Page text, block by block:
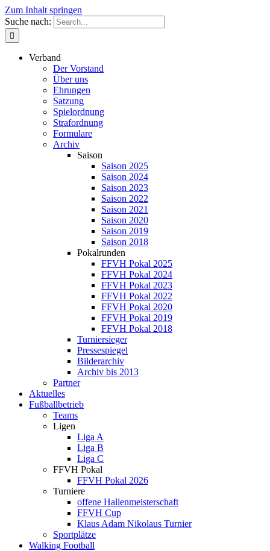
Zum Inhalt springen
Suche nach:
Verband
Der Vorstand
Über uns
Ehrungen
Satzung
Spielordnung
Strafordnung
Formulare
Archiv
Saison
Saison 2025
Saison 2024
Saison 2023
Saison 2022
Saison 2021
Saison 2020
Saison 2019
Saison 2018
Pokalrunden
FFVH Pokal 2025
FFVH Pokal 2024
FFVH Pokal 2023
FFVH Pokal 2022
FFVH Pokal 2020
FFVH Pokal 2019
FFVH Pokal 2018
Turniersieger
Pressespiegel
Bilderarchiv
Archiv bis 2013
Partner
Aktuelles
Fußballbetrieb
Teams
Ligen
Liga A
Liga B
Liga C
FFVH Pokal
FFVH Pokal 2026
Turniere
offene Hallenmeisterschaft
FFVH Cup
Klaus Adam Nikolaus Turnier
Sportplätze
Walking Football